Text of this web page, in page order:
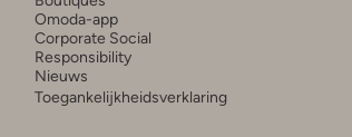
Omoda-app
Corporate Social
Responsibility
Nieuws
Toegankelijkheidsverklaring